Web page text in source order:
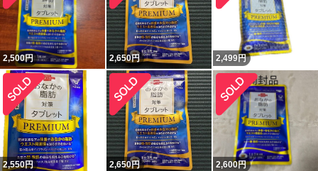
2,500円 2,650円 2,499円
2,550円 2,650円 2,600円